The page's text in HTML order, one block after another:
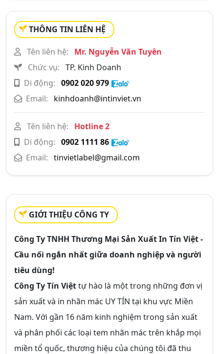
THÔNG TIN LIÊN HỆ
Tên liên hệ:
Mr. Nguyễn Văn Tuyên
Chức vụ: TP. Kinh Doanh
Di động: 0902 020 979
Email:
kinhdoanh@intinviet.vn
Tên liên hệ:
Hotline 2
Di động: 0902 1111 86
Email: tinvietlabel@gmail.com
GIỚI THIỆU CÔNG TY
Công Ty TNHH Thương Mại Sản Xuất In Tín Việt -
Cầu nối ngắn nhất giữa doanh nghiệp và người
tiêu dùng!
Công Ty Tín Việttự hào là một trong những đơn vị
sản xuất và in nhãn mác UY TÍN tại khu vực Miền
Nam. Với gần 16 năm kinh nghiệm trong sản xuất
và phân phối các loại tem nhãn mác trên khắp mọi
miền tổ quốc, thương hiệu của chúng tôi đã thu